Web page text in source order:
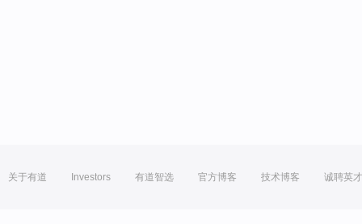
关于有道 Investors 有道智选 官方博客 技术博客 诚聘英才